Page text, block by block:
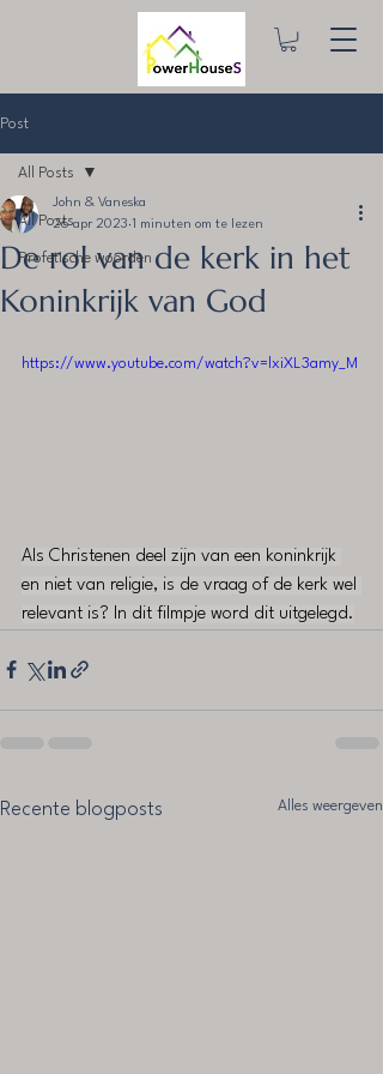
Post
All Posts
Profetische woorden
All Posts
De rol van de kerk in het
Koninkrijk van God
John & Vaneska
26 apr 2023 1 minuten om te lezen
https://www.youtube.com/watch?v=lxiXL3amy_M
Als Christenen deel zijn van een koninkrijk
en niet van religie, is de vraag of de kerk wel
relevant is? In dit filmpje word dit uitgelegd.
Recente blogposts Alles weergeven